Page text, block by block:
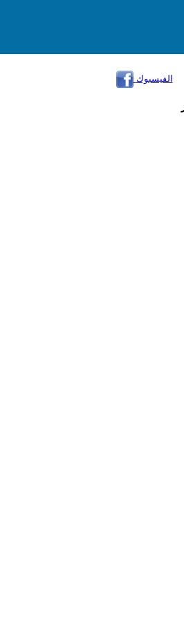
الفيسبوك